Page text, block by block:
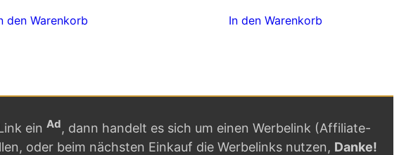
den Warenkorb In den Warenkorb
ein Ad, dann handelt es sich um einen Werbelink (Affiliate-
oder beim nächsten Einkauf die Werbelinks nutzen, Danke!